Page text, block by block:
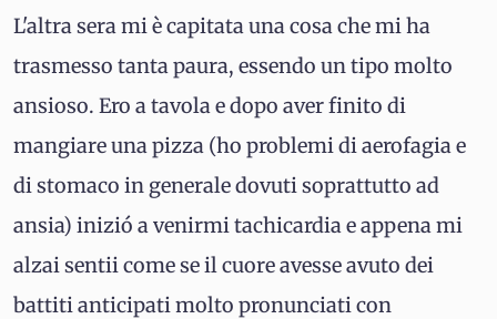
L'altra sera mi è capitata una cosa che mi ha
trasmesso tanta paura, essendo un tipo molto
ansioso. Ero a tavola e dopo aver finito di
mangiare una pizza (ho problemi di aerofagia e
di stomaco in generale dovuti soprattutto ad
ansia) inizió a venirmi tachicardia e appena mi
alzai sentii come se il cuore avesse avuto dei
battiti anticipati molto pronunciati con